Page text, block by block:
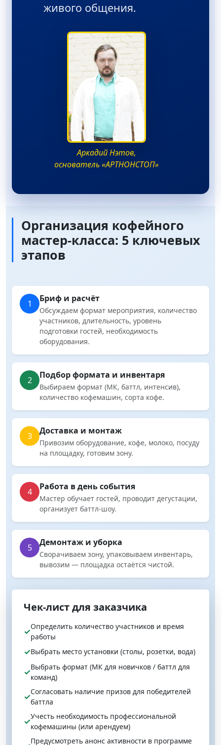
живого общения.
Аркадий Нэтов,
основатель «АРТНОНСТОП»
Организация кофейного
мастер-класса: 5 ключевых
этапов
1 Бриф и расчёт
Обсуждаем формат мероприятия, количество
участников, длительность, уровень
подготовки гостей, необходимость
оборудования.
2 Подбор формата и инвентаря
Выбираем формат (МК, баттл, интенсив),
количество кофемашин, сорта кофе.
3 Доставка и монтаж
Привозим оборудование, кофе, молоко, посуду
на площадку, готовим зону.
4 Работа в день события
Мастер обучает гостей, проводит дегустации,
организует баттл-шоу.
5 Демонтаж и уборка
Сворачиваем зону, упаковываем инвентарь,
вывозим — площадка остаётся чистой.
Чек‑лист для заказчика
✓Определить количество участников и время
работы
✓Выбрать место установки (столы, розетки, вода)
✓Выбрать формат (МК для новичков / баттл для
команд)
✓Согласовать наличие призов для победителей
баттла
✓Учесть необходимость профессиональной
кофемашины (или арендуем)
Предусмотреть анонс активности в программе